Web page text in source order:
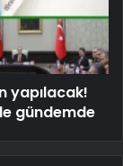
yapılacak!
gündemde